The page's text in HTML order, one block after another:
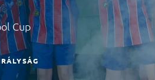
Cup